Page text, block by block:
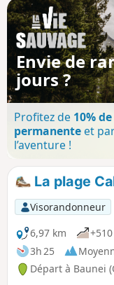
couru et reposant
Cala Goritze qui
randonneurs.
Envie de
jours ?
Profitez de 10%
permanenteet
l’aventure !
La plage
Visorandonneur
6,97 km
3h 25
Départ à Baunei